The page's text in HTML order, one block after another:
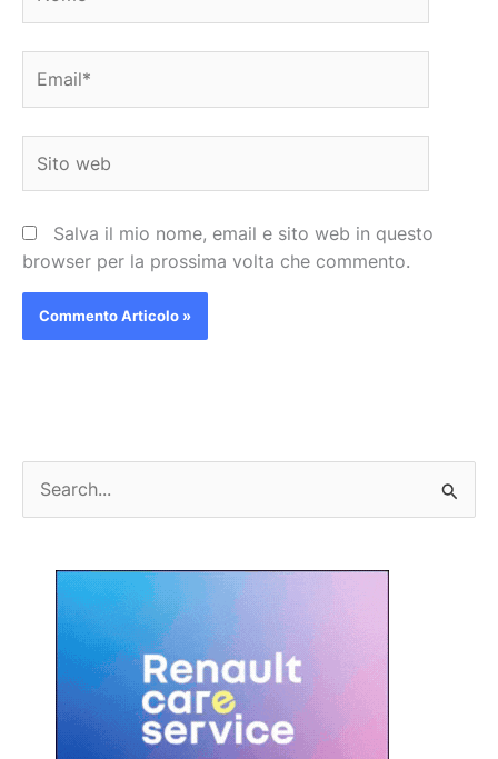
web
Salva il mio nome, email e sito web in questo
browser per la prossima volta che commento.